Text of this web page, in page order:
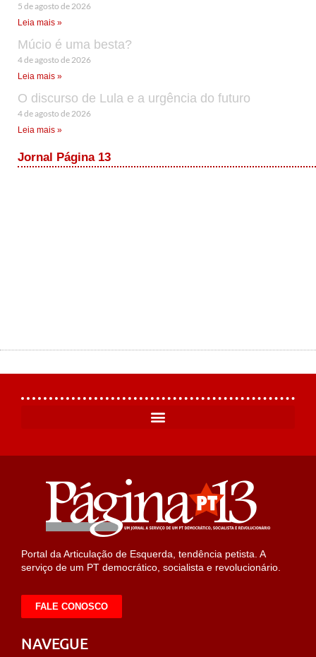
5 de agosto de 2026
Leia mais »
Múcio é uma besta?
4 de agosto de 2026
Leia mais »
O discurso de Lula e a urgência do futuro
4 de agosto de 2026
Leia mais »
Jornal Página 13
Portal da Articulação de Esquerda, tendência petista. A
serviço de um PT democrático, socialista e revolucionário.
FALE CONOSCO
NAVEGUE